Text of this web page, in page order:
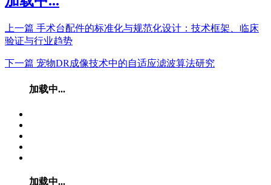
上一篇 手术台配件的标准化与规范化设计：技术框架、临床
验证与行业趋势
下一篇 宠物DR成像技术中的自适应滤波算法研究
加载中...
加载中...